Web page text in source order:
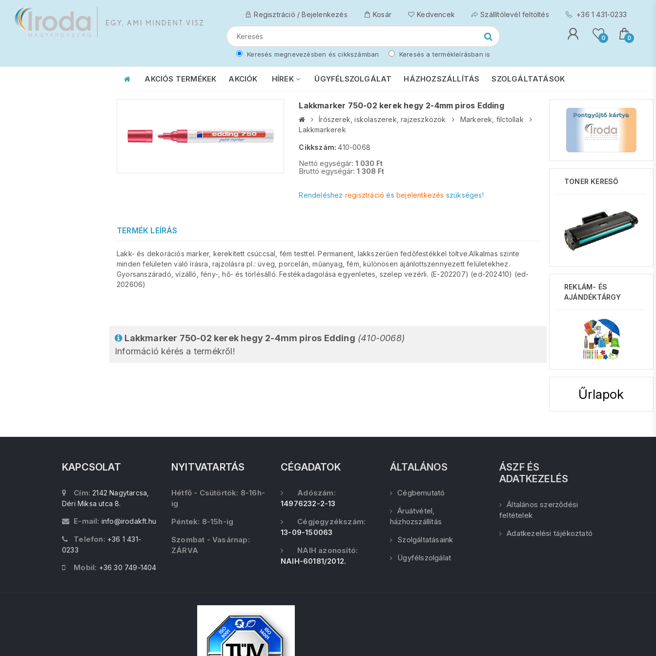
Regisztráció / Bejelenkezés Kosár Kedvencek Szállítólevél feltöltés +36 1 431-0233
Keresés megnevezésben és cikkszámban Keresés a termékleírásban is
0 0
AKCIÓS TERMÉKEK AKCIÓK HÍREK ÜGYFÉLSZOLGÁLAT HÁZHOZSZÁLLÍTÁS SZOLGÁLTATÁSOK
Lakkmarker 750-02 kerek hegy 2-4mm piros Edding
Írószerek, iskolaszerek, rajzeszközök
Markerek, filctollak
Lakkmarkerek
Cikkszám:410-0068
Nettó egységár: 1 030 Ft
Bruttó egységár: 1 308 Ft
Rendeléshez regisztráció és bejelentkezés szükséges!
TERMÉK LEÍRÁS
Lakk- és dekorációs marker, kerekített csúccsal, fém testtel. Permanent, lakkszerűen fedőfestékkel töltve.Alkalmas szinte
minden felületen való írásra, rajzolásra pl.: üveg, porcelán, műanyag, fém, különösen ajánlottszennyezett felületekhez.
Gyorsanszáradó, vízálló, fény-, hő- és törlésálló. Festékadagolása egyenletes, szelep vezérli. (E-202207) (ed-202410) (ed-
202606)
Lakkmarker 750-02 kerek hegy 2-4mm piros Edding (410-0068)
Információ kérés a termékről!
TONER KERESŐ
REKLÁM- ÉS
AJÁNDÉKTÁRGY
Űrlapok
KAPCSOLAT
Cím: 2142 Nagytarcsa,
Déri Miksa utca 8.
E-mail: info@irodakft.hu
Telefon: +36 1 431-
0233
Mobil: +36 30 749-1404
NYITVATARTÁS
Hétfő - Csütörtök: 8-16h-
ig
Péntek: 8-15h-ig
Szombat - Vasárnap:
ZÁRVA
CÉGADATOK
Adószám:
14976232-2-13
Cégjegyzékszám:
13-09-150063
NAIH azonosító:
NAIH-60181/2012.
ÁLTALÁNOS
Cégbemutató
Áruátvétel,
házhozszállítás
Szolgáltatásaink
Ügyfélszolgálat
ÁSZF ÉS
ADATKEZELÉS
Általános szerződési
feltételek
Adatkezelési tájékoztató